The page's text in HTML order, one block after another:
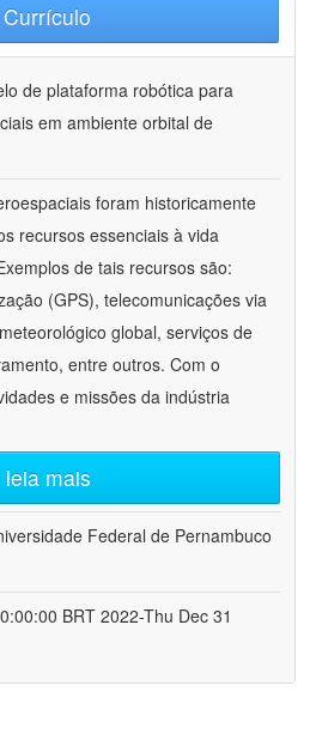
Currículo
de plataforma robótica para
em ambiente orbital de
foram historicamente
recursos essenciais à vida
de tais recursos são:
(GPS), telecomunicações via
global, serviços de
entre outros. Com o
e missões da indústria
leia mais
Federal de Pernambuco
BRT 2022-Thu Dec 31